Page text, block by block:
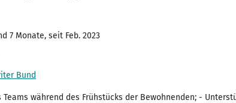
7 Monate, seit Feb. 2023
Bund
während des Frühstücks der Bewohnenden; -